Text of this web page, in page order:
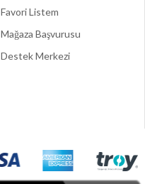
Favori Listem
Mağaza Başvurusu
Destek Merkezi